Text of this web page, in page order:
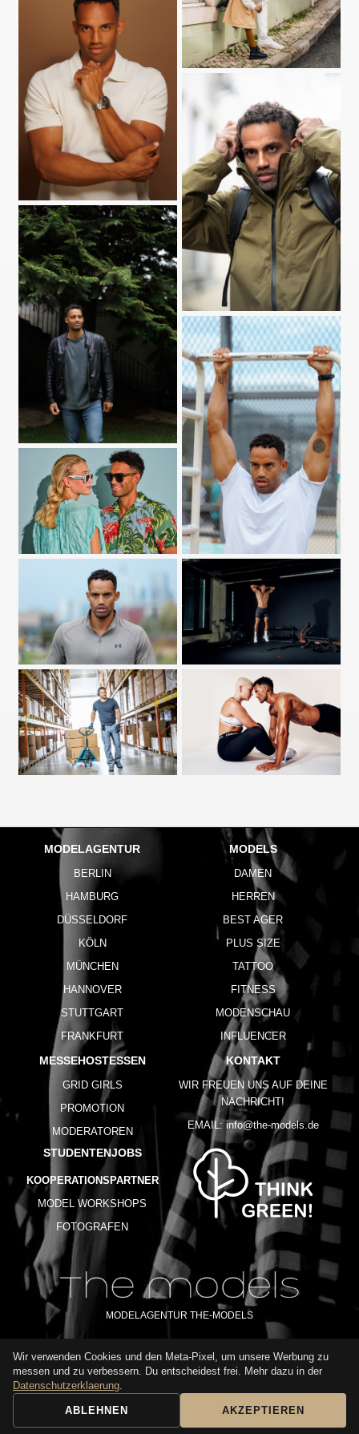
MODELAGENTUR
BERLIN
HAMBURG
DÜSSELDORF
KÖLN
MÜNCHEN
HANNOVER
STUTTGART
FRANKFURT
MODELS
DAMEN
HERREN
BEST AGER
PLUS SIZE
TATTOO
FITNESS
MODENSCHAU
INFLUENCER
MESSEHOSTESSEN
GRID GIRLS
PROMOTION
MODERATOREN
STUDENTENJOBS
KOOPERATIONSPARTNER
MODEL WORKSHOPS
FOTOGRAFEN
KONTAKT
WIR FREUEN UNS AUF DEINE
NACHRICHT!
EMAIL: info@the-models.de
MODELAGENTUR THE-MODELS
IMPRESSUM AGB DATENSCHUTZ
NUTZUNGSBEDINGUNGEN
Wir verwenden Cookies und den Meta-Pixel, um unsere Werbung zu
messen und zu verbessern. Du entscheidest frei. Mehr dazu in der
Datenschutzerklaerung.
ABLEHNEN AKZEPTIEREN